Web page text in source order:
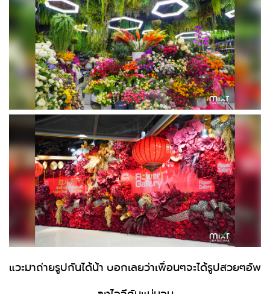
แวะมาถ่ายรูปกันได้น้า บอกเลยว่าเพื่อนๆจะได้รูปสวยๆอัพ